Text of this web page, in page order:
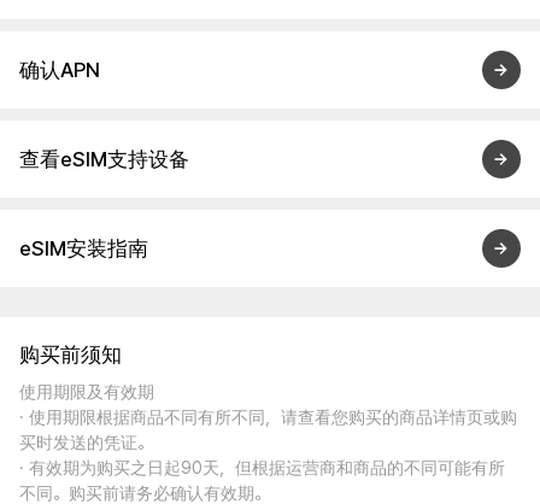
确认APN
查看eSIM支持设备
eSIM安装指南
购买前须知
使用期限及有效期
· 使用期限根据商品不同有所不同，请查看您购买的商品详情页或购
买时发送的凭证。
· 有效期为购买之日起90天，但根据运营商和商品的不同可能有所
不同。购买前请务必确认有效期。